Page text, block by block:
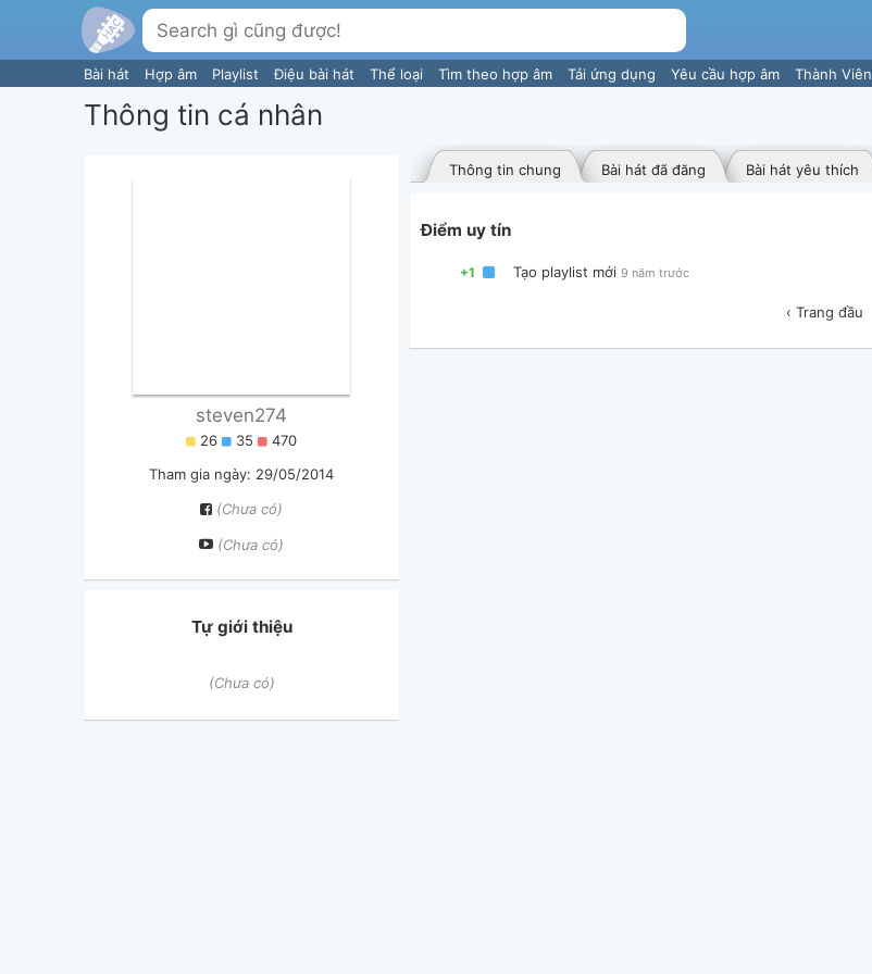
Bài hát Hợp âm Playlist Điệu bài hát Thể loại Tìm theo hợp âm Tải ứng dụng Yêu cầu hợp âm Thành Viên
Thông tin cá nhân
steven274
26 35
470
Tham gia ngày: 29/05/2014
(Chưa có)
(Chưa có)
Tự giới thiệu
(Chưa có)
Bài hát yêu thích
Bài hát đã đăng
Thông tin chung
Điểm uy tín
+1 Tạo playlist mới 9 năm trước
‹ Trang đầu